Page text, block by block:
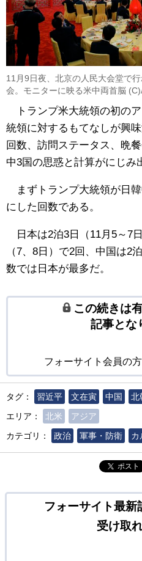
11月9日夜、北京の人民大会堂で
会。モニターに映る米中両首脳
トランプ米大統領の初の
統領に対するもてなしが興
回数、訪問ステータス、晩
中3国の思惑と計算がにじみ
まずトランプ大統領が日
にした回数である。
日本は2泊3日（11月5～7
（7、8日）で2回、中国は2
数では日本が最多だ。
この続きは
記事とな
フォーサイト会員の
タグ： 習近平 文在寅 中国 北
エリア：
北米
アジア
カテゴリ：
政治 軍事・防衛 カ
ポスト
フォーサイト最新
受け取